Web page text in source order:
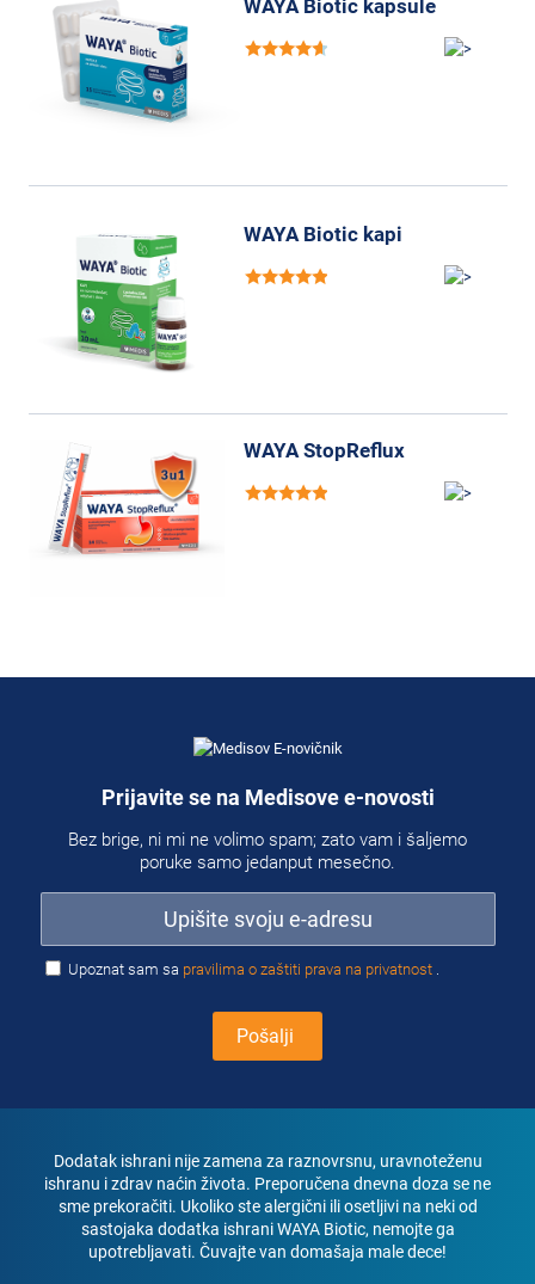
WAYA Biotic kapsule
WAYA Biotic kapi
WAYA StopReflux
Prijavite se na Medisove e-novosti
Bez brige, ni mi ne volimo spam; zato vam i šaljemo
poruke samo jedanput mesečno.
Upoznat sam sa pravilima o zaštiti prava na privatnost
Dodatak ishrani nije zamena za raznovrsnu, uravnoteženu
ishranu i zdrav naćin života. Preporučena dnevna doza se ne
sme prekoračiti. Ukoliko ste alergični ili osetljivi na neki od
sastojaka dodatka ishrani WAYA Biotic, nemojte ga
upotrebljavati. Čuvajte van domašaja male dece!